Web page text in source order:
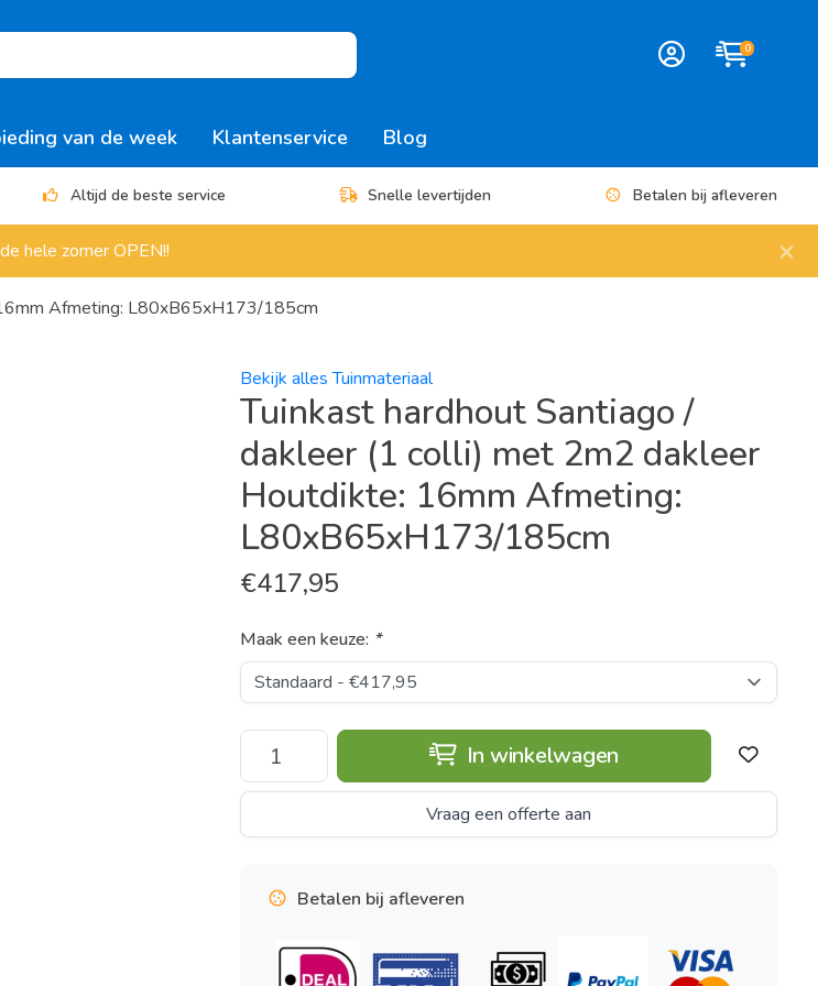
0
van de week Klantenservice Blog
Altijd de beste service Snelle levertijden Betalen bij afleveren
hele zomer OPEN!! ×
Afmeting: L80xB65xH173/185cm
Bekijk alles Tuinmateriaal
Tuinkast hardhout Santiago /
dakleer (1 colli) met 2m2 dakleer
Houtdikte: 16mm Afmeting:
L80xB65xH173/185cm
€417,95
Maak een keuze: *
In winkelwagen
Vraag een offerte aan
Betalen bij afleveren